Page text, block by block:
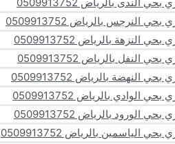
النرجس بالرياض 0509913752
بالرياض 0509913752
بالرياض 0509913752
بالرياض 0509913752
بالرياض 0509913752
بالرياض 0509913752
بالرياض 0509913752